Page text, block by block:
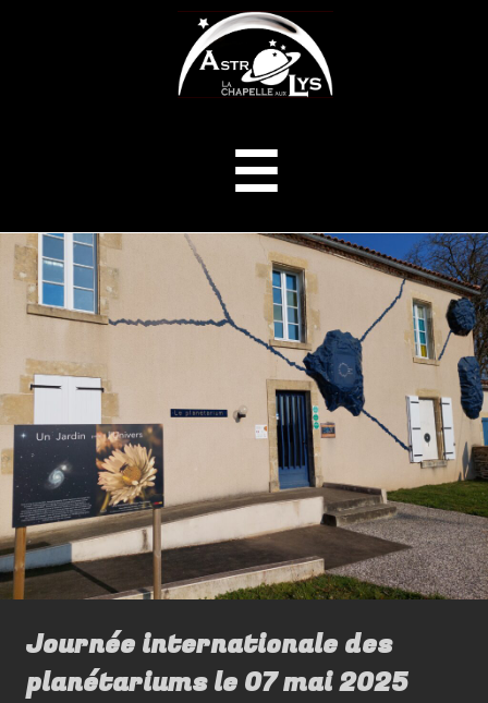
ASTROLYS
☰
Journée internationale des
planétariums le 07 mai 2025